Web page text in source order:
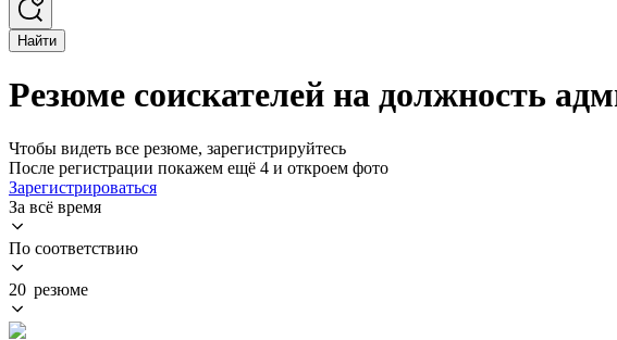
Найти
Резюме соискателей на должность
Чтобы видеть все резюме, зарегистрируйтесь
После регистрации покажем ещё 4 и откроем фото
Зарегистрироваться
За всё время
По соответствию
20 резюме